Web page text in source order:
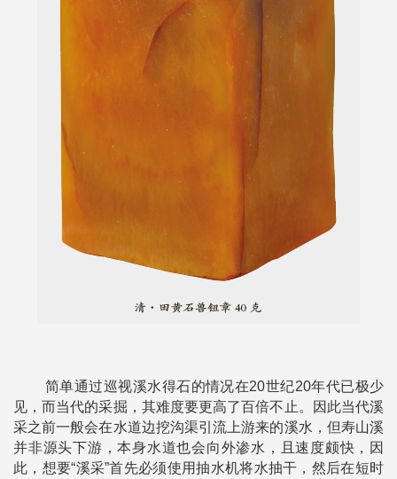
简单通过巡视溪水得石的情况在20世纪20年代已极少
见，而当代的采掘，其难度要更高了百倍不止。因此当代溪
采之前一般会在水道边挖沟渠引流上游来的溪水，但寿山溪
并非源头下游，本身水道也会向外渗水，且速度颇快，因
此，想要“溪采”首先必须使用抽水机将水抽干，然后在短时